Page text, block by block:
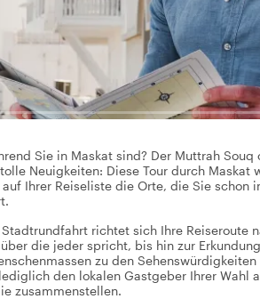
Sie in Maskat sind? Der Muttrah
Neuigkeiten: Diese Tour durch Maskat
Ihrer Reiseliste die Orte, die Sie
richtet sich Ihre Reiseroute
die jeder spricht, bis hin zur
zu den
den lokalen Gastgeber Ihrer Wahl
zusammenstellen.